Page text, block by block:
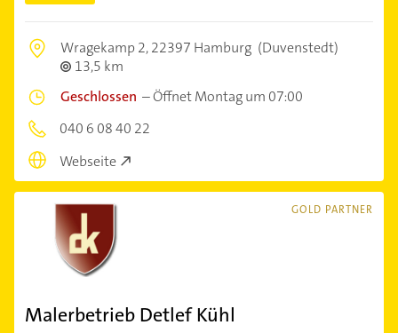
Wragekamp 2,22397 Hamburg (Duvenstedt)
13,5 km
Geschlossen –Öffnet Montag um 07:00
040 6 08 40 22
Webseite
GOLD PARTNER
Malerbetrieb Detlef Kühl